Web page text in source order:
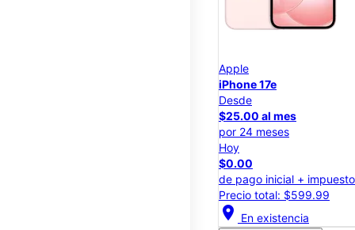
Apple
iPhone 17e
Desde
$25.00 al mes
por 24 meses
Hoy
$0.00
de pago inicial +
Precio total: $599.99
location_on En existencia